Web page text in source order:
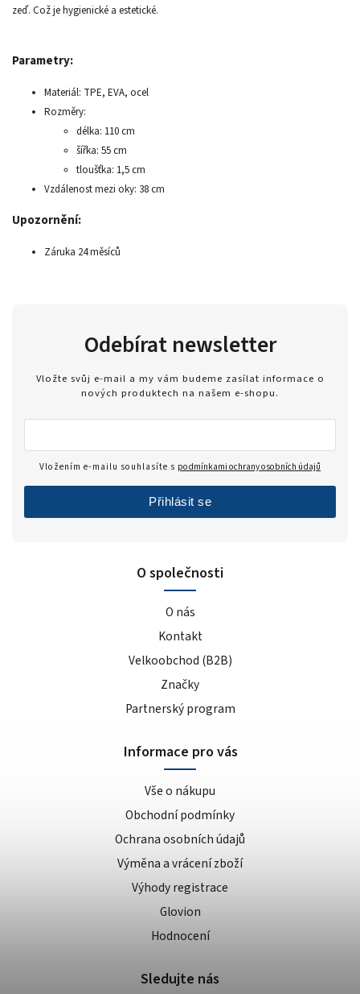
zeď. Což je hygienické a estetické.
Parametry:
Materiál: TPE, EVA, ocel
Rozměry:
délka: 110 cm
šířka: 55 cm
tloušťka: 1,5 cm
Vzdálenost mezi oky: 38 cm
Upozornění:
Záruka 24 měsíců
O společnosti
O nás
Kontakt
Velkoobchod (B2B)
Značky
Partnerský program
Informace pro vás
Vše o nákupu
Obchodní podmínky
Ochrana osobních údajů
Výměna a vrácení zboží
Výhody registrace
Glovion
Hodnocení
Odebírat newsletter
Vložte svůj e-mail a my vám budeme zasílat informace o
nových produktech na našem e-shopu.
Vložením e-mailu souhlasíte s podmínkami ochrany osobních údajů
Přihlásit se
Sledujte nás